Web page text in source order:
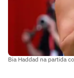
Bia Haddad na partida